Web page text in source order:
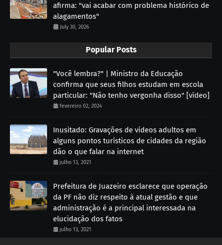
afirma: "vai acabar com problema histórico de
alagamentos"
July 30, 2026
Popular Posts
"Você lembra?" | Ministro da Educação
confirma que seus filhos estudam em escola
particular: "Não tenho vergonha disso" [vídeo]
fevereiro 02, 2024
Inusitado: Gravações de vídeos adultos em
alguns pontos turísticos de cidades da região
dão o que falar na internet
julho 13, 2021
Prefeitura de Juazeiro esclarece que operação
da PF não diz respeito à atual gestão e que
administração é a principal interessada na
elucidação dos fatos
julho 13, 2021